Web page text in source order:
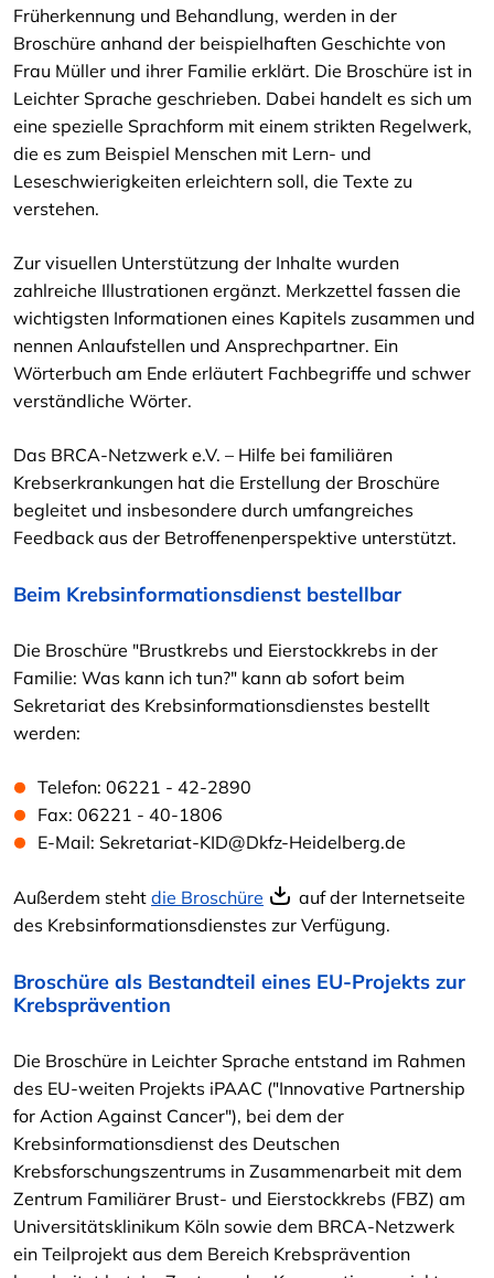
Früherkennung und Behandlung, werden in der
Broschüre anhand der beispielhaften Geschichte von
Frau Müller und ihrer Familie erklärt. Die Broschüre ist in
Leichter Sprache geschrieben. Dabei handelt es sich um
eine spezielle Sprachform mit einem strikten Regelwerk,
die es zum Beispiel Menschen mit Lern- und
Leseschwierigkeiten erleichtern soll, die Texte zu
verstehen.
Zur visuellen Unterstützung der Inhalte wurden
zahlreiche Illustrationen ergänzt. Merkzettel fassen die
wichtigsten Informationen eines Kapitels zusammen und
nennen Anlaufstellen und Ansprechpartner. Ein
Wörterbuch am Ende erläutert Fachbegriffe und schwer
verständliche Wörter.
Das BRCA-Netzwerk e.V. – Hilfe bei familiären
Krebserkrankungen hat die Erstellung der Broschüre
begleitet und insbesondere durch umfangreiches
Feedback aus der Betroffenenperspektive unterstützt.
Beim Krebsinformationsdienst bestellbar
Die Broschüre "Brustkrebs und Eierstockkrebs in der
Familie: Was kann ich tun?" kann ab sofort beim
Sekretariat des Krebsinformationsdienstes bestellt
werden:
Telefon: 06221 - 42-2890
Fax: 06221 - 40-1806
E-Mail: Sekretariat-KID@Dkfz-Heidelberg.de
Außerdem steht die Broschüre
auf der Internetseite
des Krebsinformationsdienstes zur Verfügung.
Broschüre als Bestandteil eines EU-Projekts zur
Krebsprävention
Die Broschüre in Leichter Sprache entstand im Rahmen
des EU-weiten Projekts iPAAC ("Innovative Partnership
for Action Against Cancer"), bei dem der
Krebsinformationsdienst des Deutschen
Krebsforschungszentrums in Zusammenarbeit mit dem
Zentrum Familiärer Brust- und Eierstockkrebs (FBZ) am
Universitätsklinikum Köln sowie dem BRCA-Netzwerk
ein Teilprojekt aus dem Bereich Krebsprävention